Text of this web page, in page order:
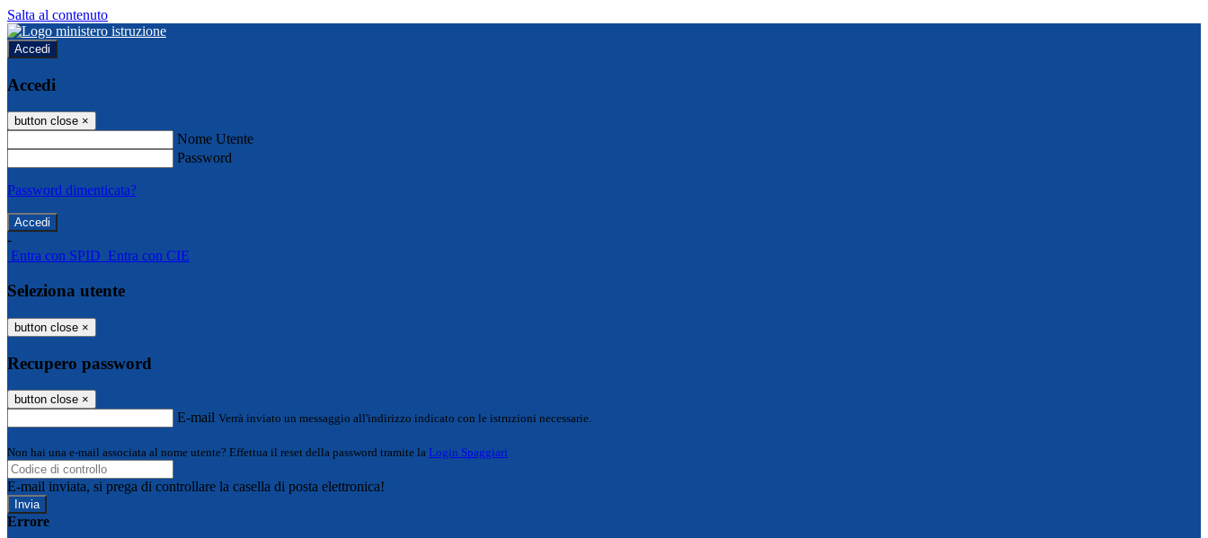
Salta al contenuto
Accedi
Accedi
button close ×
Nome Utente
Password
Password dimenticata?
-
Entra con SPID Entra con CIE
Seleziona utente
button close ×
Recupero password
button close ×
E-mail Verrà inviato un messaggio all'indirizzo indicato con le istruzioni necessarie.
Non hai una e-mail associata al nome utente? Effettua il reset della password tramite la Login Spaggiari
E-mail inviata, si prega di controllare la casella di posta elettronica!
Errore